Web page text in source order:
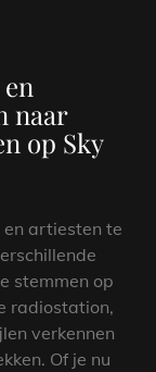
naar
op Sky
en artiesten te
stemmen op
radiostation,
verkennen
Of je nu